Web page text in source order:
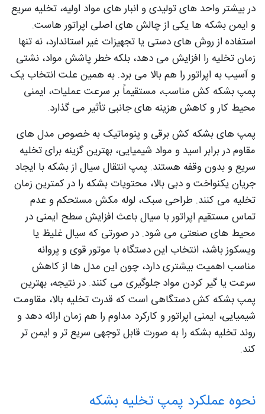
در بیشتر واحد های تولیدی و انبار های مواد اولیه، تخلیه سریع
و ایمن بشکه ها یکی از چالش های اصلی اپراتور هاست.
استفاده از روش های دستی یا تجهیزات غیر استاندارد، نه تنها
زمان تخلیه را افزایش می دهد، بلکه خطر پاشش مواد، نشتی
و آسیب به اپراتور را هم بالا می برد. به همین علت انتخاب یک
پمپ بشکه کش مناسب، مستقیماً بر سرعت عملیات، ایمنی
محیط کار و کاهش هزینه های جانبی تأثیر می گذارد.
پمپ های بشکه کش برقی و پنوماتیک به خصوص مدل های
مقاوم در برابر اسید و مواد شیمیایی، بهترین گزینه برای تخلیه
سریع و بدون وقفه هستند. پمپ انتقال سیال از بشکه با ایجاد
جریان یکنواخت و دبی بالا، محتویات بشکه را در کمترین زمان
تخلیه می کنند. طراحی سبک، لوله مکش مستحکم و عدم
تماس مستقیم اپراتور با سیال باعث افزایش سطح ایمنی در
محیط های صنعتی می شود. در صورتی که سیال غلیظ یا
ویسکوز باشد، انتخاب این دستگاه با موتور قوی و پروانه
مناسب اهمیت بیشتری دارد، چون این مدل ها از کاهش
سرعت یا گیر کردن مواد جلوگیری می کنند. در نتیجه، بهترین
پمپ بشکه کش دستگاهی است که قدرت تخلیه بالا، مقاومت
شیمیایی، ایمنی اپراتور و کارکرد مداوم را هم زمان ارائه دهد و
روند تخلیه بشکه را به صورت قابل توجهی سریع تر و ایمن تر
کند.
نحوه عملکرد پمپ تخلیه بشکه